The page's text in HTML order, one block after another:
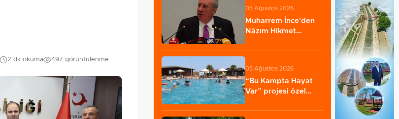
2 dk okuma 497 görüntülenme
05 Ağustos 2026
Muharrem İnce’den
Nâzım Hikmet
paylaşım:…
05 Ağustos 2026
“Bu Kampta Hayat
Var” projesi özel